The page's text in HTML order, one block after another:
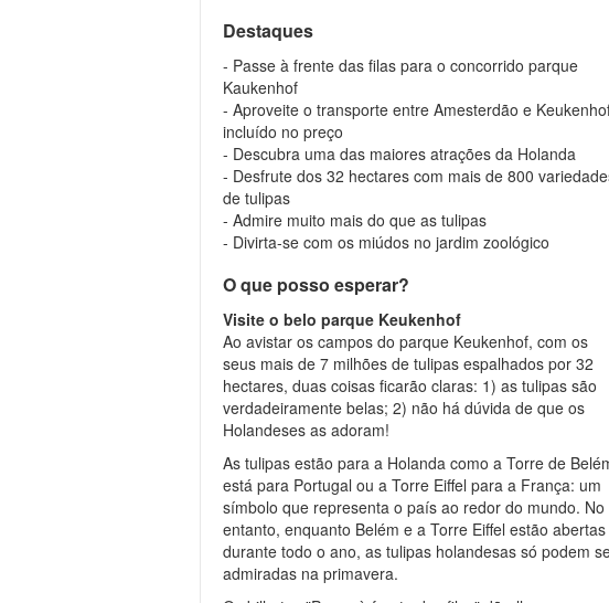
Destaques
- Passe à frente das filas para o concorrido parque
Kaukenhof
- Aproveite o transporte entre Amesterdão e
incluído no preço
- Descubra uma das maiores atrações da Holanda
- Desfrute dos 32 hectares com mais de 800
de tulipas
- Admire muito mais do que as tulipas
- Divirta-se com os miúdos no jardim zoológico
O que posso esperar?
Visite o belo parque Keukenhof
Ao avistar os campos do parque Keukenhof, com os
seus mais de 7 milhões de tulipas espalhados por 32
hectares, duas coisas ficarão claras: 1) as tulipas são
verdadeiramente belas; 2) não há dúvida de que os
Holandeses as adoram!
As tulipas estão para a Holanda como a Torre de
está para Portugal ou a Torre Eiffel para a França: um
símbolo que representa o país ao redor do mundo. No
entanto, enquanto Belém e a Torre Eiffel estão abertas
durante todo o ano, as tulipas holandesas só podem
admiradas na primavera.